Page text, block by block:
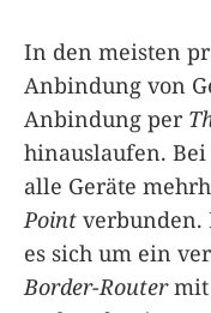
In den meisten
Anbindung von
Anbindung per
hinauslaufen. Bei
alle Geräte
Point verbunden.
es sich um ein
Border-Routermit